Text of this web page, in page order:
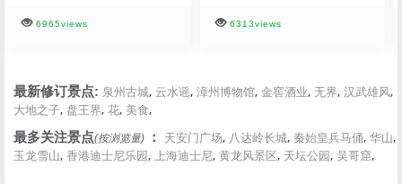
6313views
最新修订景点: 泉州古城, 云水谣, 漳州博物馆, 金窖酒业, 无界, 汉武雄风,
大地之子, 盘王界, 花, 美食,
最多关注景点(按浏览量) ： 天安门广场, 八达岭长城, 秦始皇兵马俑, 华山,
玉龙雪山, 香港迪士尼乐园, 上海迪士尼, 黄龙风景区, 天坛公园, 吴哥窟,